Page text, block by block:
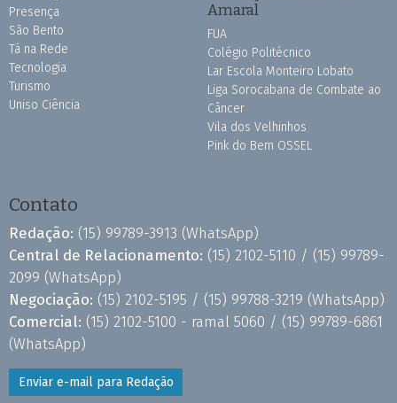
Presença
São Bento
Tá na Rede
Tecnologia
Turismo
Uniso Ciência
Amaral
FUA
Colégio Politécnico
Lar Escola Monteiro Lobato
Liga Sorocabana de Combate ao
Câncer
Vila dos Velhinhos
Pink do Bem OSSEL
Contato
Redação: (15) 99789-3913 (WhatsApp)
Central de Relacionamento: (15) 2102-5110 / (15) 99789-
2099 (WhatsApp)
Negociação: (15) 2102-5195 / (15) 99788-3219 (WhatsApp)
Comercial: (15) 2102-5100 - ramal 5060 / (15) 99789-6861
(WhatsApp)
Enviar e-mail para Redação